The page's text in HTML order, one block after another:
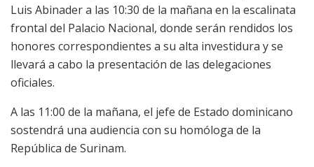
Luis Abinader a las 10:30 de la mañana en la escalinata
frontal del Palacio Nacional, donde serán rendidos los
honores correspondientes a su alta investidura y se
llevará a cabo la presentación de las delegaciones
oficiales.
A las 11:00 de la mañana, el jefe de Estado dominicano
sostendrá una audiencia con su homóloga de la
República de Surinam.